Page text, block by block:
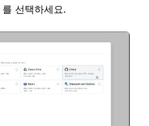
를 선택하세요.